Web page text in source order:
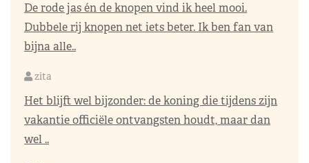
De rode jas én de knopen vind ik heel mooi.
Dubbele rij knopen net iets beter. Ik ben fan van
bijna alle..
zita
Het blijft wel bijzonder: de koning die tijdens zijn
vakantie officiële ontvangsten houdt, maar dan
wel ..